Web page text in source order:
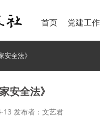
首页 党建工作
安全法》
安全法》
13 发布者：文艺君